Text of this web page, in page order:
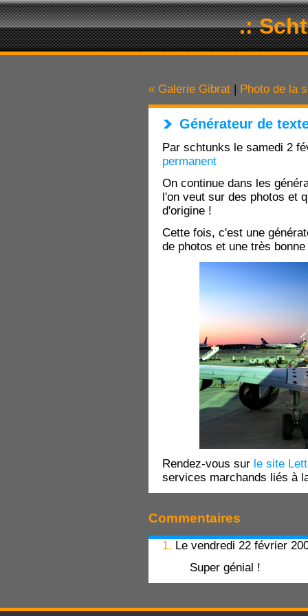
.:
« Galerie Gibrat Photo de la
Générateur de
Par schtunks le samedi 2
permanent
On continue dans les
l'on veut sur des photos et
d'origine !
Cette fois, c'est une
de photos et une très
Rendez-vous sur le site
services marchands liés à
Commentaires
1. Le vendredi 22 février
Super génial !